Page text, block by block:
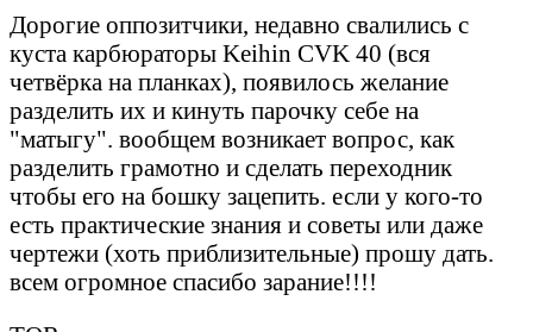
Дорогие оппозитчики, недавно свалились с
куста карбюраторы Keihin CVK 40 (вся
четвёрка на планках), появилось желание
разделить их и кинуть парочку себе на
"матыгу". вообщем возникает вопрос, как
разделить грамотно и сделать переходник
чтобы его на бошку зацепить. если у кого-то
есть практические знания и советы или даже
чертежи (хоть приблизительные) прошу дать.
всем огромное спасибо зарание!!!!